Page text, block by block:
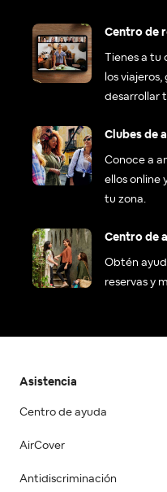
Centro de
Tienes a tu
los
desarrollar
Clubes de
Conoce a
ellos online
tu zona.
Centro de
Obtén
reservas y
Asistencia
Centro de ayuda
AirCover
Antidiscriminación